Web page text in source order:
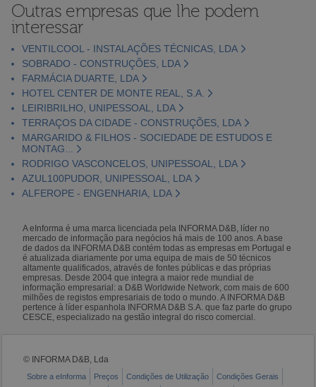
Outras empresas que lhe podem
interessar
VENTILCOOL - INSTALAÇÕES TÉCNICAS, LDA
SOBRADO - CONSTRUÇÕES, LDA
FARMÁCIA DUARTE, LDA
HOTEL CENTER DE MONTE REAL, S.A.
LEIRIBRILHO, UNIPESSOAL, LDA
TERRAÇOS DA CIDADE - CONSTRUÇÕES, LDA
MARGARIDO & FILHOS - SOCIEDADE DE ESTUDOS E
MONTAG...
RODRIGO VASCONCELOS, UNIPESSOAL, LDA
AZUL100PUDOR, UNIPESSOAL, LDA
ALFEROPE - ENGENHARIA, LDA
A eInforma é uma marca licenciada pela INFORMA D&B, líder no
mercado de informação para negócios há mais de 100 anos. A base
de dados da INFORMA D&B contém todas as empresas em Portugal e
é atualizada diariamente por uma equipa de mais de 50 técnicos
altamente qualificados, através de fontes públicas e das próprias
empresas. Desde 2004 que integra a maior rede mundial de
informação empresarial: a D&B Worldwide Network, com mais de 600
milhões de registos empresariais de todo o mundo. A INFORMA D&B
pertence à líder espanhola INFORMA D&B S.A. que faz parte do grupo
CESCE, especializado na gestão integral do risco comercial.
© INFORMA D&B, Lda
Sobre a eInforma Preços Condições de Utilização Condições Gerais